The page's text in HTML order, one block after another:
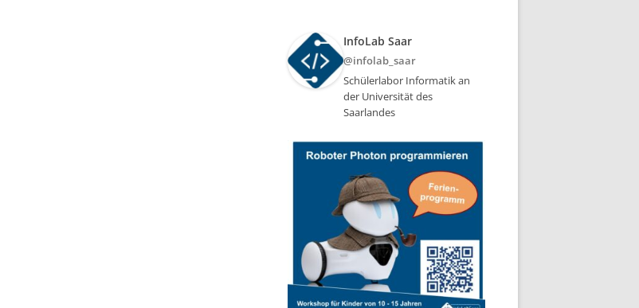
InfoLab Saar
@infolab_saar
Schülerlabor Informatik an
der Universität des
Saarlandes